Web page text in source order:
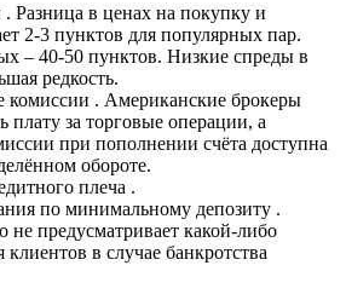
Разница в ценах на покупку и
2-3 пунктов для популярных пар.
– 40-50 пунктов. Низкие спреды в
редкость.
комиссии . Американские брокеры
плату за торговые операции, а
при пополнении счёта доступна
обороте.
плеча .
по минимальному депозиту .
не предусматривает какой-либо
в случае банкротства